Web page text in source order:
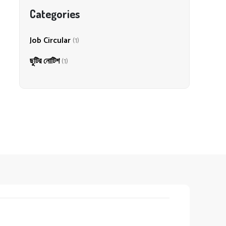
Categories
Job Circular(1)
ছুটির নোটিশ(1)